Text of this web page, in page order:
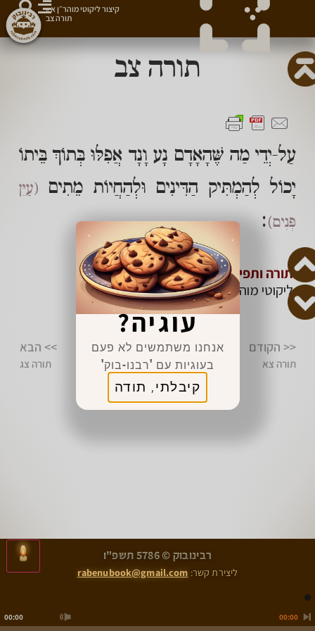
תורה צב
עַל-יְדֵי מַה שֶּׁהָאָדָם נָע וָנָד אֲפִלּוּ בְּתוֹךְ בֵּיתוֹ
יָכוֹל לְהַמְתִּיק הַדִּינִים וּלְהַחֲיוֹת מֵתִים (עַיֵּן
פְּנִים):
תורה ותפילה, השייכים לדף הזה:
ליקוטי מוהר״ן –תורה צב.
מצווה לשתף 👈
<< הקודם
תורה צא
>> הבא
תורה צג
קיצור ליקוטי מוהר״ן א»
תורה צב
>
תורה צג
00:00
00:00
רבינובוק © 5786 תשפ"ו
ליצירת קשר: rabenubook@gmail.com
עוגיה?
אנחנו משתמשים לא פעם
בעוגיות עם 'רבנו-בוק'
קיבלתי, תודה